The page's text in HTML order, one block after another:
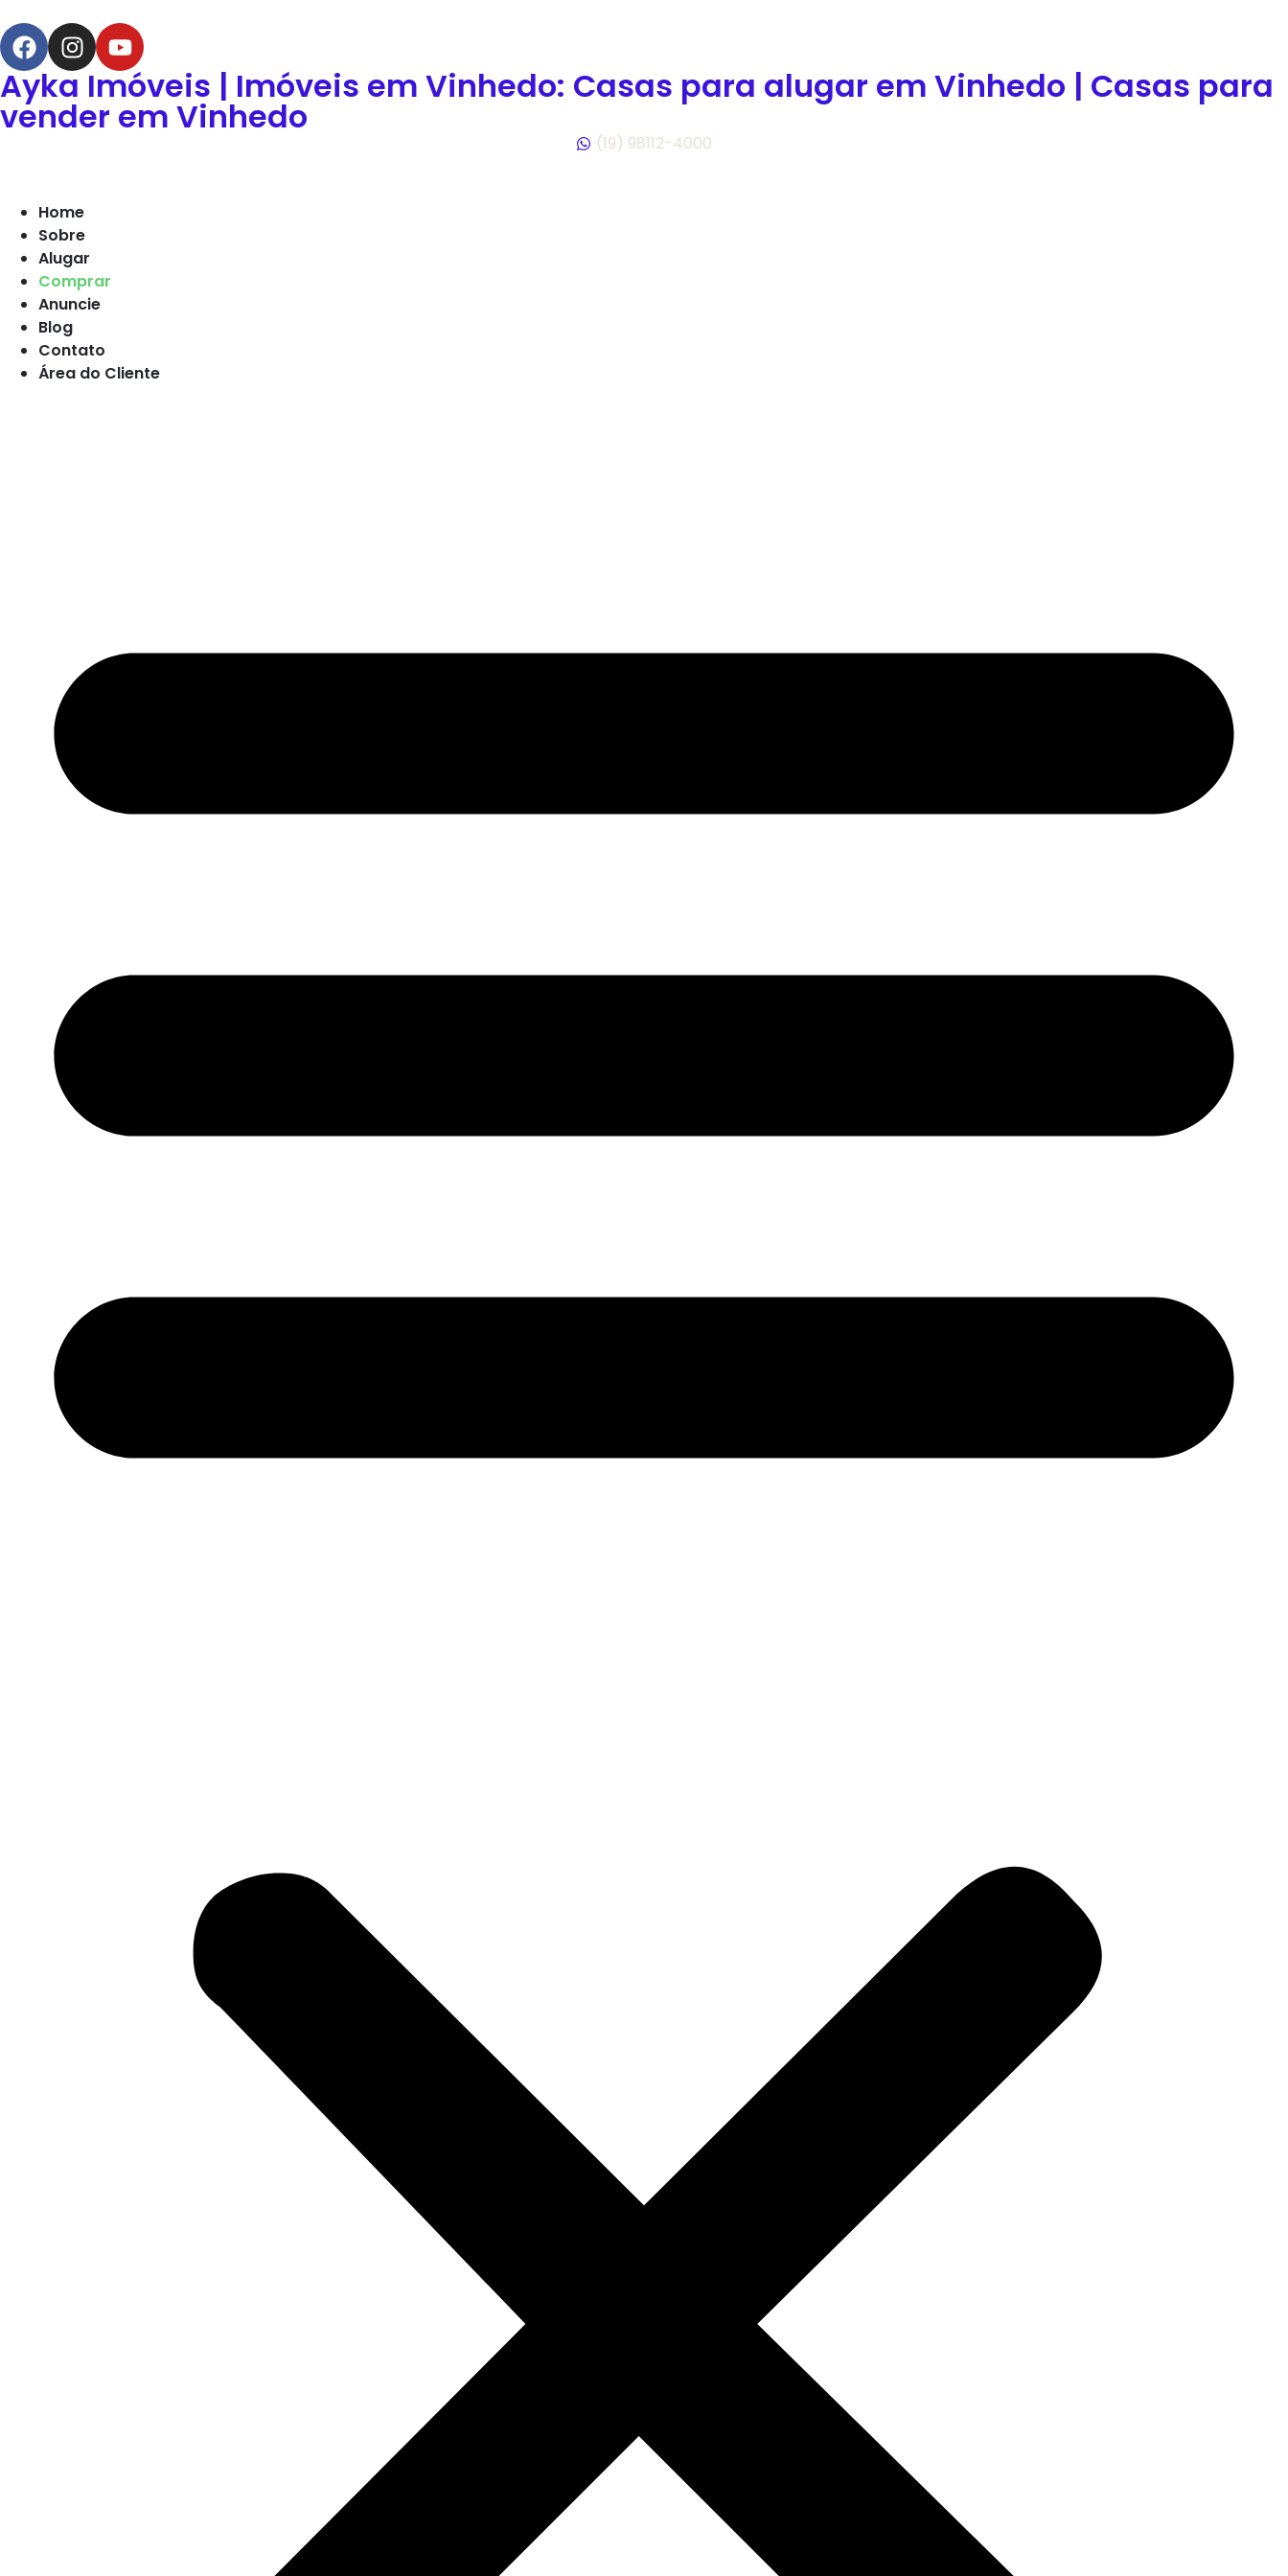
Ayka Imóveis | Imóveis em Vinhedo: Casas para alugar em Vinhedo | Casas para
vender em Vinhedo
(19) 98112-4000
Home
Sobre
Alugar
Comprar
Anuncie
Blog
Contato
Área do Cliente